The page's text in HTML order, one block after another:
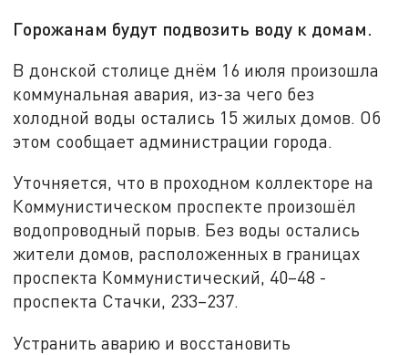
Горожанам будут подвозить воду к домам.
В донской столице днём 16 июля произошла
коммунальная авария, из-за чего без
холодной воды остались 15 жилых домов. Об
этом сообщает администрации города.
Уточняется, что в проходном коллекторе на
Коммунистическом проспекте произошёл
водопроводный порыв. Без воды остались
жители домов, расположенных в границах
проспекта Коммунистический, 40–48 -
проспекта Стачки, 233–237.
Устранить аварию и восстановить